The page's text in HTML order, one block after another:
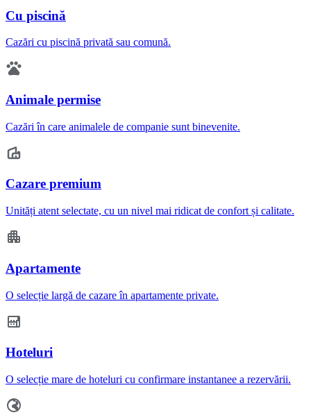
Cu piscină
Cazări cu piscină privată sau comună.
Animale permise
Cazări în care animalele de companie sunt binevenite.
Cazare premium
Unități atent selectate, cu un nivel mai ridicat de confort și calitate.
Apartamente
O selecție largă de cazare în apartamente private.
Hoteluri
O selecție mare de hoteluri cu confirmare instantanee a rezervării.